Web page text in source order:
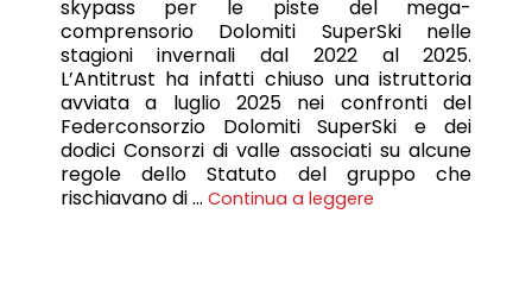
skypass per le piste del mega-
comprensorio Dolomiti SuperSki nelle
stagioni invernali dal 2022 al 2025.
L’Antitrust ha infatti chiuso una istruttoria
avviata a luglio 2025 nei confronti del
Federconsorzio Dolomiti SuperSki e dei
dodici Consorzi di valle associati su alcune
regole dello Statuto del gruppo che
rischiavano di … Continua a leggere